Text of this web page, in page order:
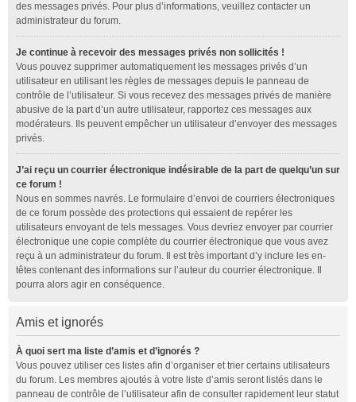
des messages privés. Pour plus d’informations, veuillez contacter un
administrateur du forum.
Je continue à recevoir des messages privés non sollicités !
Vous pouvez supprimer automatiquement les messages privés d’un
utilisateur en utilisant les règles de messages depuis le panneau de
contrôle de l’utilisateur. Si vous recevez des messages privés de manière
abusive de la part d’un autre utilisateur, rapportez ces messages aux
modérateurs. Ils peuvent empêcher un utilisateur d’envoyer des messages
privés.
J’ai reçu un courrier électronique indésirable de la part de quelqu’un sur
ce forum !
Nous en sommes navrés. Le formulaire d’envoi de courriers électroniques
de ce forum possède des protections qui essaient de repérer les
utilisateurs envoyant de tels messages. Vous devriez envoyer par courrier
électronique une copie complète du courrier électronique que vous avez
reçu à un administrateur du forum. Il est très important d’y inclure les en-
têtes contenant des informations sur l’auteur du courrier électronique. Il
pourra alors agir en conséquence.
Amis et ignorés
À quoi sert ma liste d’amis et d’ignorés ?
Vous pouvez utiliser ces listes afin d’organiser et trier certains utilisateurs
du forum. Les membres ajoutés à votre liste d’amis seront listés dans le
panneau de contrôle de l’utilisateur afin de consulter rapidement leur statut